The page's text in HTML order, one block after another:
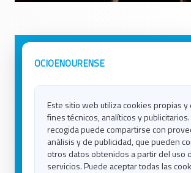
OCIOENOURENSE
Este sitio web utiliza cookies propias
fines técnicos, analíticos y
recogida puede compartirse con
análisis y de publicidad, que pueden
otros datos obtenidos a partir del uso
servicios. Puede aceptar todas las
Avisos Legales
Contacto
Política de Cookies
Ocio en Lugo
Ocio en
Ocio en
Ocio en
Ocio en Vigo